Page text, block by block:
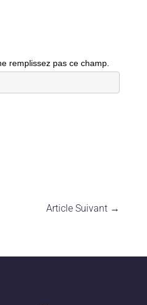
remplissez pas ce champ.
Article Suivant →